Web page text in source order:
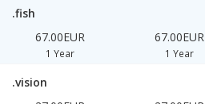
.fish
67.00EUR
1 Year
67.00EUR
1 Year
.vision